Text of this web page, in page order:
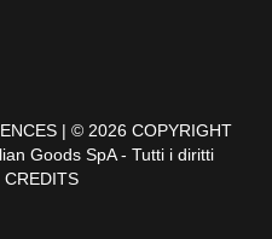
| © 2026 COPYRIGHT
Goods SpA - Tutti i diritti